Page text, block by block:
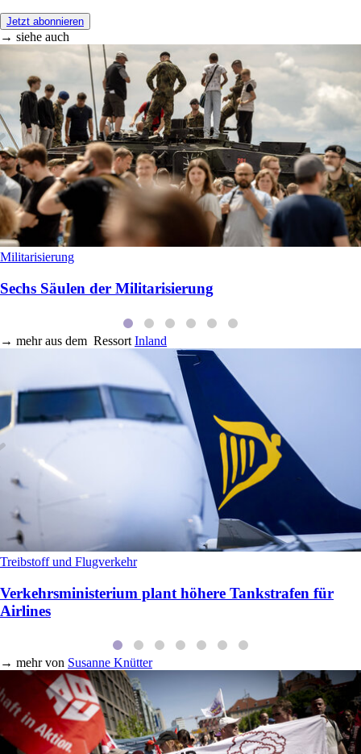
Jetzt abonnieren
→ siehe auch
Militarisierung
Sechs Säulen der Militarisierung
→ mehr aus dem Ressort Inland
Treibstoff und Flugverkehr
Verkehrsministerium plant höhere Tankstrafen für
Airlines
→ mehr von Susanne Knütter